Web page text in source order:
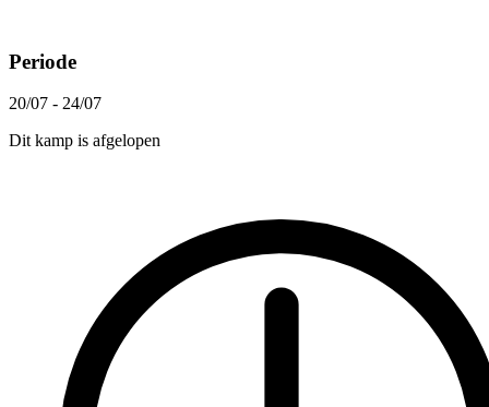
Periode
20/07 - 24/07
Dit kamp is afgelopen